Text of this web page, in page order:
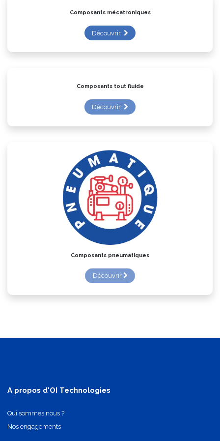
Composants mécatroniques
Découvrir
Composants tout fluide
Découvrir
Composants pneumatiques
Découvrir
A propos d'OI Technologies
Qui sommes nous ?
Nos engagements